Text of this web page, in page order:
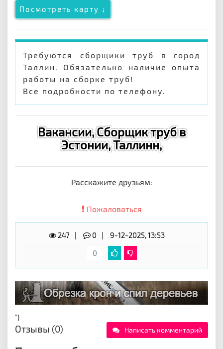
Посмотреть карту ↓
Требуются сборщики труб в город
Таллин. Обязательно наличие опыта
работы на сборке труб!
Все подробности по телефону.
Вакансии, Сборщик труб в
Эстонии, Таллинн,
Расскажите друзьям:
Пожаловаться
247 0
9-12-2025, 13:53
0
"}
Отзывы (0) Написать комментарий